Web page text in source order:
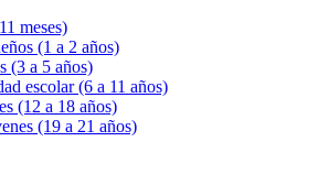
meses)
(1 a 2 años)
(3 a 5 años)
escolar (6 a 11 años)
(12 a 18 años)
(19 a 21 años)